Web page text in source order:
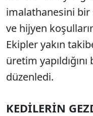
imalathanesini bir
ve hijyen
Ekipler yakın
üretim
düzenledi.
KEDİLERİN